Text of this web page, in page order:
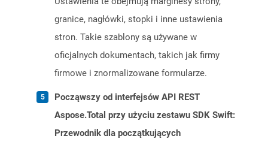
granice, nagłówki, stopki i inne ustawienia
stron. Takie szablony są używane w
oficjalnych dokumentach, takich jak firmy
firmowe i znormalizowane formularze.
Począwszy od interfejsów API REST
Aspose.Total przy użyciu zestawu SDK Swift:
Przewodnik dla początkujących